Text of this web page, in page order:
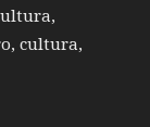
cultura,